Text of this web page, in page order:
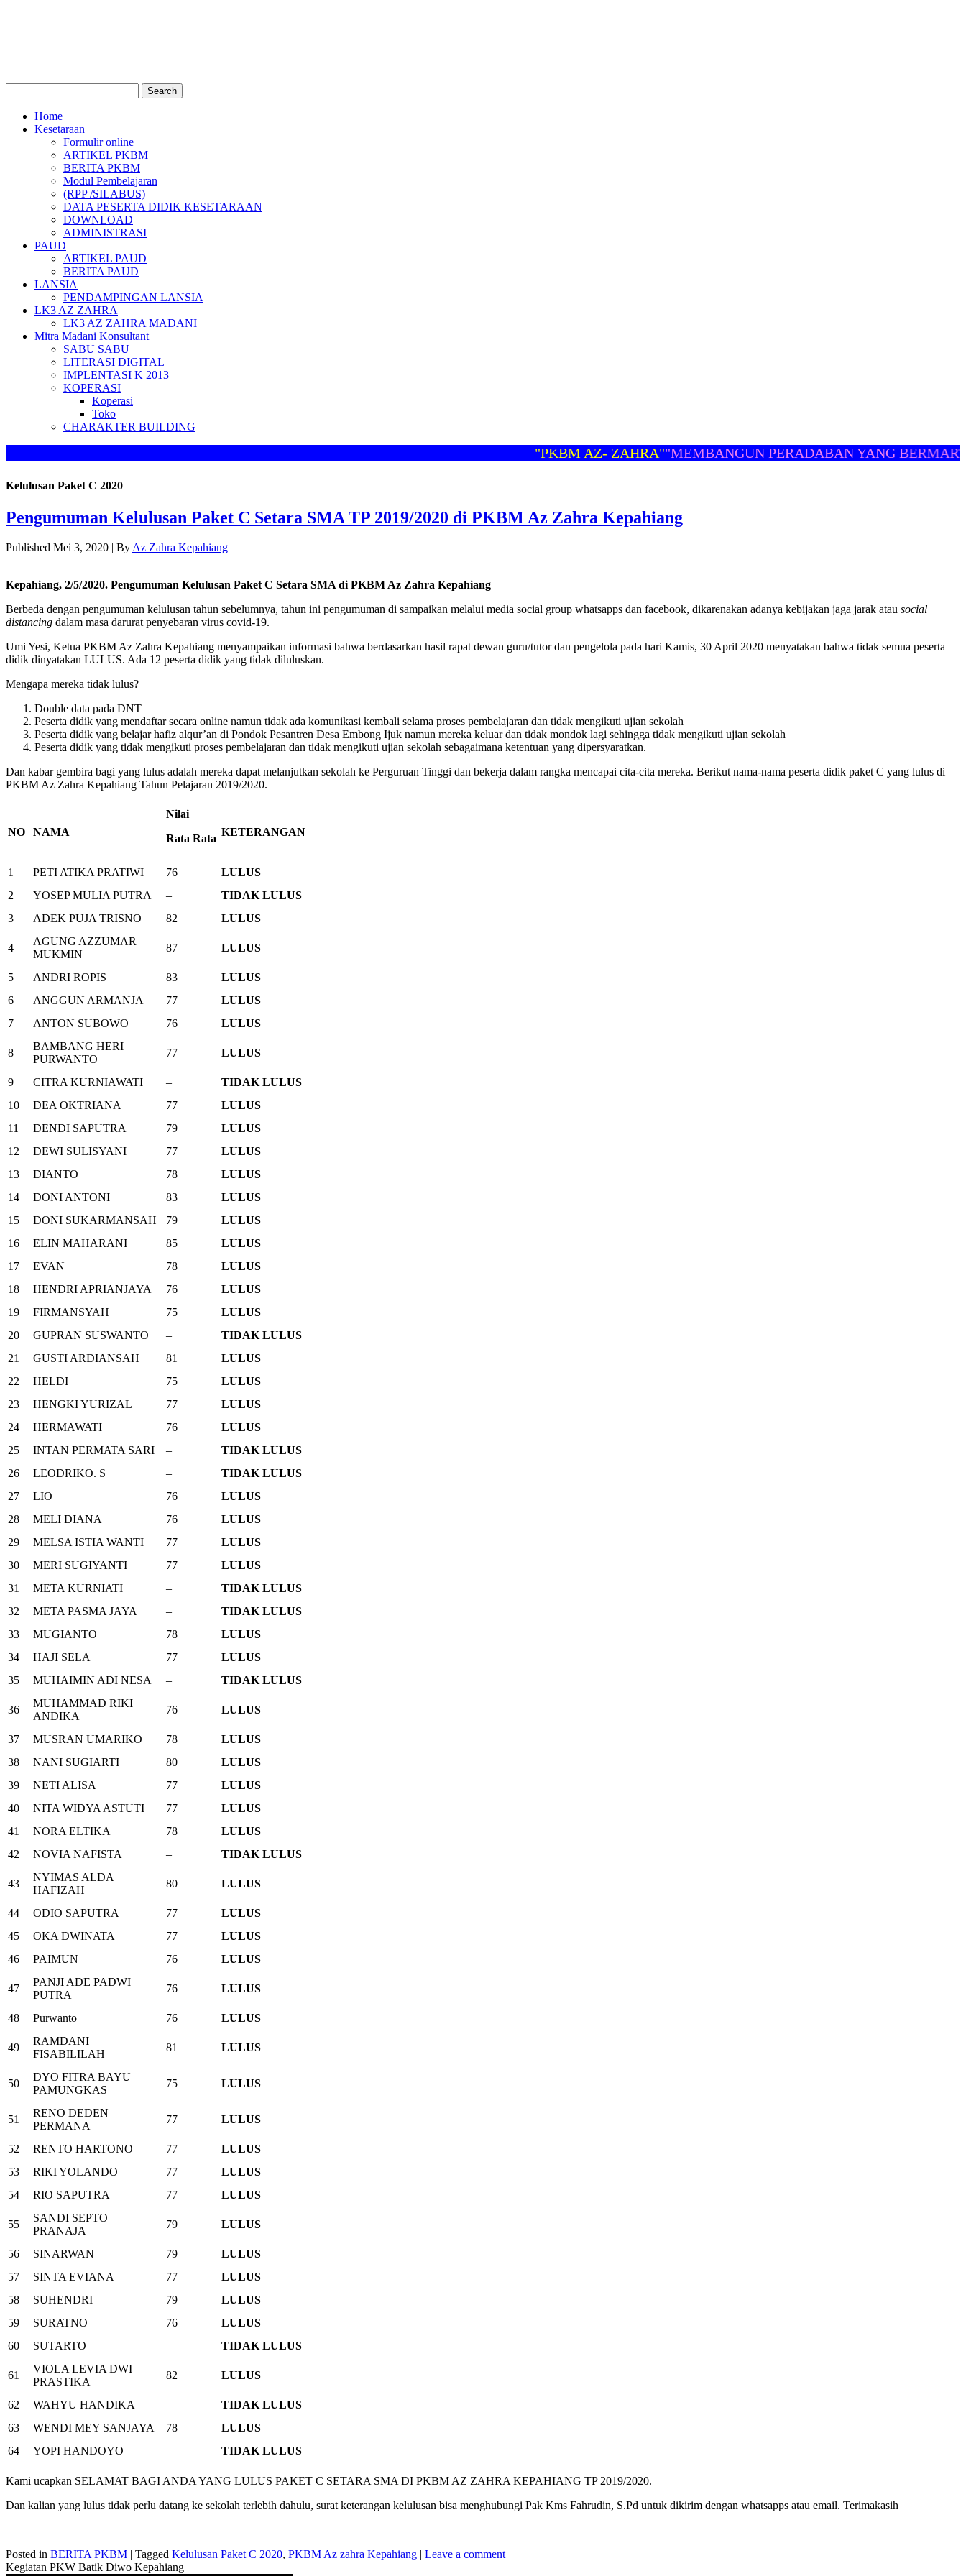
Home
Kesetaraan
Formulir online
ARTIKEL PKBM
BERITA PKBM
Modul Pembelajaran
(RPP /SILABUS)
DATA PESERTA DIDIK KESETARAAN
DOWNLOAD
ADMINISTRASI
PAUD
ARTIKEL PAUD
BERITA PAUD
LANSIA
PENDAMPINGAN LANSIA
LK3 AZ ZAHRA
LK3 AZ ZAHRA MADANI
Mitra Madani Konsultant
SABU SABU
LITERASI DIGITAL
IMPLENTASI K 2013
KOPERASI
Koperasi
Toko
CHARAKTER BUILDING
"PKBM AZ- ZAHRA""MEMBANGUN PERADABAN YANG
Kelulusan Paket C 2020
Pengumuman Kelulusan Paket C Setara SMA TP 2019/2020 di PKBM Az Zahra Kepahiang
Published Mei 3, 2020 | ByAz Zahra Kepahiang
Kepahiang, 2/5/2020. Pengumuman Kelulusan Paket C Setara SMA di PKBM Az Zahra Kepahiang
Berbeda dengan pengumuman kelulusan tahun sebelumnya, tahun ini pengumuman di sampaikan melalui media social group whatsapps dan facebook, dikarenakan adanya kebijakan jaga jarak atau social
distancing dalam masa darurat penyebaran virus covid-19.
Umi Yesi, Ketua PKBM Az Zahra Kepahiang menyampaikan informasi bahwa berdasarkan hasil rapat dewan guru/tutor dan pengelola pada hari Kamis, 30 April 2020 menyatakan bahwa tidak semua peserta
didik dinyatakan LULUS. Ada 12 peserta didik yang tidak diluluskan.
Mengapa mereka tidak lulus?
Double data pada DNT
Peserta didik yang mendaftar secara online namun tidak ada komunikasi kembali selama proses pembelajaran dan tidak mengikuti ujian sekolah
Peserta didik yang belajar hafiz alqur’an di Pondok Pesantren Desa Embong Ijuk namun mereka keluar dan tidak mondok lagi sehingga tidak mengikuti ujian sekolah
Peserta didik yang tidak mengikuti proses pembelajaran dan tidak mengikuti ujian sekolah sebagaimana ketentuan yang dipersyaratkan.
Dan kabar gembira bagi yang lulus adalah mereka dapat melanjutkan sekolah ke Perguruan Tinggi dan bekerja dalam rangka mencapai cita-cita mereka. Berikut nama-nama peserta didik paket C yang lulus di
PKBM Az Zahra Kepahiang Tahun Pelajaran 2019/2020.
NO NAMA
Nilai
Rata Rata
KETERANGAN
1 PETI ATIKA PRATIWI 76
LULUS
2
YOSEP MULIA PUTRA –
TIDAK LULUS
3
ADEK PUJA TRISNO 82 LULUS
4
AGUNG AZZUMAR
MUKMIN
87 LULUS
5 ANDRI ROPIS 83
LULUS
6
ANGGUN ARMANJA 77
LULUS
7
ANTON SUBOWO 76 LULUS
8
BAMBANG HERI
PURWANTO
77 LULUS
9 CITRA KURNIAWATI –
TIDAK LULUS
10
DEA OKTRIANA 77
LULUS
11
DENDI SAPUTRA 79
LULUS
12
DEWI SULISYANI 77
LULUS
13
DIANTO 78
LULUS
14
DONI ANTONI 83
LULUS
15
DONI SUKARMANSAH 79
LULUS
16
ELIN MAHARANI 85
LULUS
17
EVAN 78
LULUS
18
HENDRI APRIANJAYA 76
LULUS
19
FIRMANSYAH 75
LULUS
20
GUPRAN SUSWANTO –
TIDAK LULUS
21
GUSTI ARDIANSAH 81
LULUS
22
HELDI 75
LULUS
23
HENGKI YURIZAL 77
LULUS
24
HERMAWATI 76
LULUS
25
INTAN PERMATA SARI –
TIDAK LULUS
26
LEODRIKO. S –
TIDAK LULUS
27
LIO 76
LULUS
28
MELI DIANA 76
LULUS
29
MELSA ISTIA WANTI 77
LULUS
30
MERI SUGIYANTI 77
LULUS
31
META KURNIATI –
TIDAK LULUS
32
META PASMA JAYA –
TIDAK LULUS
33
MUGIANTO 78
LULUS
34
HAJI SELA 77
LULUS
35
MUHAIMIN ADI NESA – TIDAK LULUS
36
MUHAMMAD RIKI
ANDIKA
76 LULUS
37 MUSRAN UMARIKO 78
LULUS
38
NANI SUGIARTI 80
LULUS
39
NETI ALISA 77
LULUS
40
NITA WIDYA ASTUTI 77
LULUS
41
NORA ELTIKA 78
LULUS
42
NOVIA NAFISTA – TIDAK LULUS
43
NYIMAS ALDA
HAFIZAH
80 LULUS
44 ODIO SAPUTRA 77
LULUS
45
OKA DWINATA 77
LULUS
46
PAIMUN 76 LULUS
47
PANJI ADE PADWI
PUTRA
76 LULUS
48 Purwanto 76 LULUS
49
RAMDANI
FISABILILAH
81 LULUS
50
DYO FITRA BAYU
PAMUNGKAS
75 LULUS
51
RENO DEDEN
PERMANA
77 LULUS
52 RENTO HARTONO 77
LULUS
53
RIKI YOLANDO 77
LULUS
54
RIO SAPUTRA 77 LULUS
55
SANDI SEPTO
PRANAJA
79 LULUS
56 SINARWAN 79
LULUS
57
SINTA EVIANA 77
LULUS
58
SUHENDRI 79
LULUS
59
SURATNO 76
LULUS
60
SUTARTO – TIDAK LULUS
61
VIOLA LEVIA DWI
PRASTIKA
82 LULUS
62 WAHYU HANDIKA –
TIDAK LULUS
63
WENDI MEY SANJAYA 78
LULUS
64
YOPI HANDOYO – TIDAK LULUS
Kami ucapkan SELAMAT BAGI ANDA YANG LULUS PAKET C SETARA SMA DI PKBM AZ ZAHRA KEPAHIANG TP 2019/2020.
Dan kalian yang lulus tidak perlu datang ke sekolah terlebih dahulu, surat keterangan kelulusan bisa menghubungi Pak Kms Fahrudin, S.Pd untuk dikirim dengan whatsapps atau email. Terimakasih
Posted in BERITA PKBM | Tagged Kelulusan Paket C 2020, PKBM Az zahra Kepahiang | Leave a comment
Kegiatan PKW Batik Diwo Kepahiang